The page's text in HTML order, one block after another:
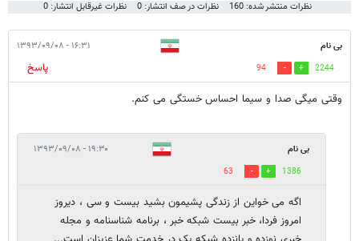
نظرات منتشر شده: 160 نظرات در صف انتشار: 0 نظرات غیرقابل انتشار: 0
بی نام ۱۶:۳۱ - ۱۳۹۳/۰۹/۰۸
2244
94
پاسخ
وقتی میگی صدا و سیما احساس خستگی می کنم.
بی نام ۱۹:۳۰ - ۱۳۹۳/۰۹/۰۸
1386
63
اگه می خواین از زندگی پشیمون بشید بیست و سی ، دیروز
امروز فردا، خبر بیست شبکه خبر ، برنامه شناسنامه و مجله